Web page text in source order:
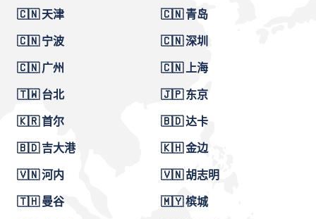
🇨🇳 天津
🇨🇳 青岛
🇨🇳 宁波
🇨🇳 深圳
🇨🇳 广州
🇨🇳 上海
🇹🇼 台北
🇯🇵 东京
🇰🇷 首尔
🇧🇩 达卡
🇧🇩 吉大港
🇰🇭 金边
🇻🇳 河内
🇻🇳 胡志明
🇹🇭 曼谷
🇲🇾 槟城